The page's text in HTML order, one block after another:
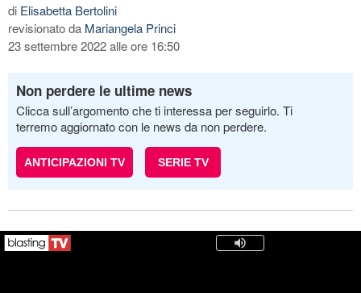
di Elisabetta Bertolini
revisionato da Mariangela Princi
23 settembre 2022 alle ore 16:50
Non perdere le ultime news
Clicca sull’argomento che ti interessa per seguirlo. Ti
terremo aggiornato con le news da non perdere.
ANTICIPAZIONI TV SERIE TV